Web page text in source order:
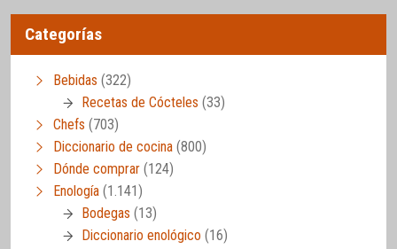
Categorías
Bebidas (322)
Recetas de Cócteles (33)
Chefs (703)
Diccionario de cocina (800)
Dónde comprar (124)
Enología (1.141)
Bodegas (13)
Diccionario enológico (16)